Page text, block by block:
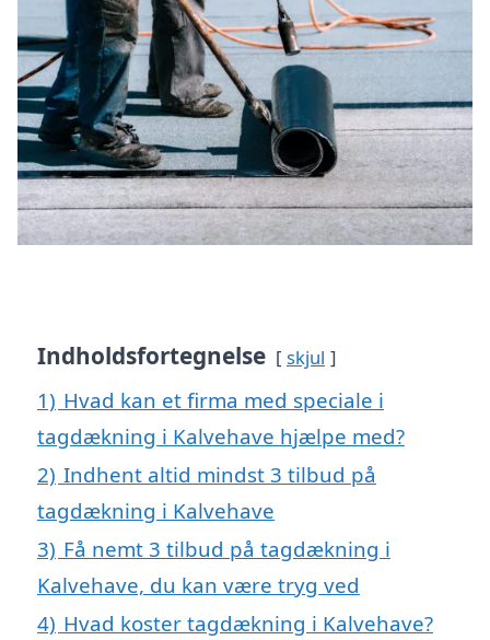
Indholdsfortegnelse skjul
1) Hvad kan et firma med speciale i
tagdækning i Kalvehave hjælpe med?
2) Indhent altid mindst 3 tilbud på
tagdækning i Kalvehave
3) Få nemt 3 tilbud på tagdækning i
Kalvehave, du kan være tryg ved
4) Hvad koster tagdækning i Kalvehave?